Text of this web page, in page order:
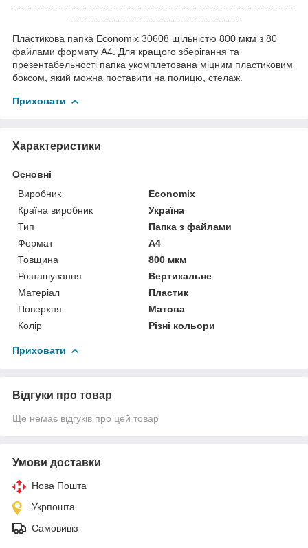
----------------------------------------------------------------------------------
-------------------------------------------------
Пластикова папка Economix 30608 щільністю 800 мкм з 80
файлами формату А4. Для кращого зберігання та
презентабельності папка укомплетована міцним пластиковим
боксом, який можна поставити на полицю, стелаж.
Приховати
Характеристики
Основні
Виробник
Economix
Країна виробник
Україна
Тип
Папка з файлами
Формат
A4
Товщина
800 мкм
Розташування
Вертикальне
Матеріал
Пластик
Поверхня
Матова
Колір
Різні кольори
Приховати
Відгуки про товар
Ще немає відгуків про цей товар
Умови доставки
Нова Пошта
Укрпошта
Самовивіз